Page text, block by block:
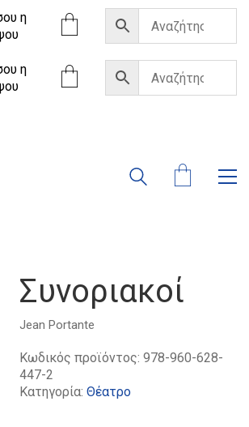
η
η
Συνοριακοί
Jean Portante
Κωδικός προϊόντος:978-960-628-
447-2
Κατηγορία:Θέατρο